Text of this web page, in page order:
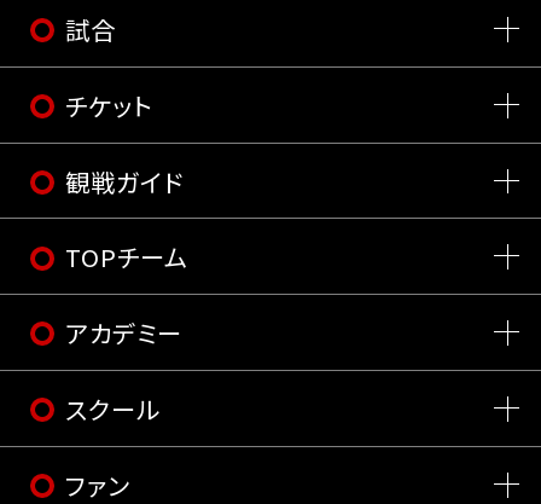
試合
チケット
観戦ガイド
TOPチーム
アカデミー
スクール
ファン